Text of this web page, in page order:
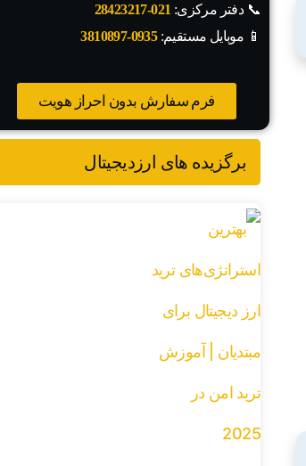
📞 دفتر مرکزی: 021-28423217
📱 موبایل مستقیم:0935-3810897
فرم سفارش بدون احراز هویت
برگزیده های ارزدیجیتال